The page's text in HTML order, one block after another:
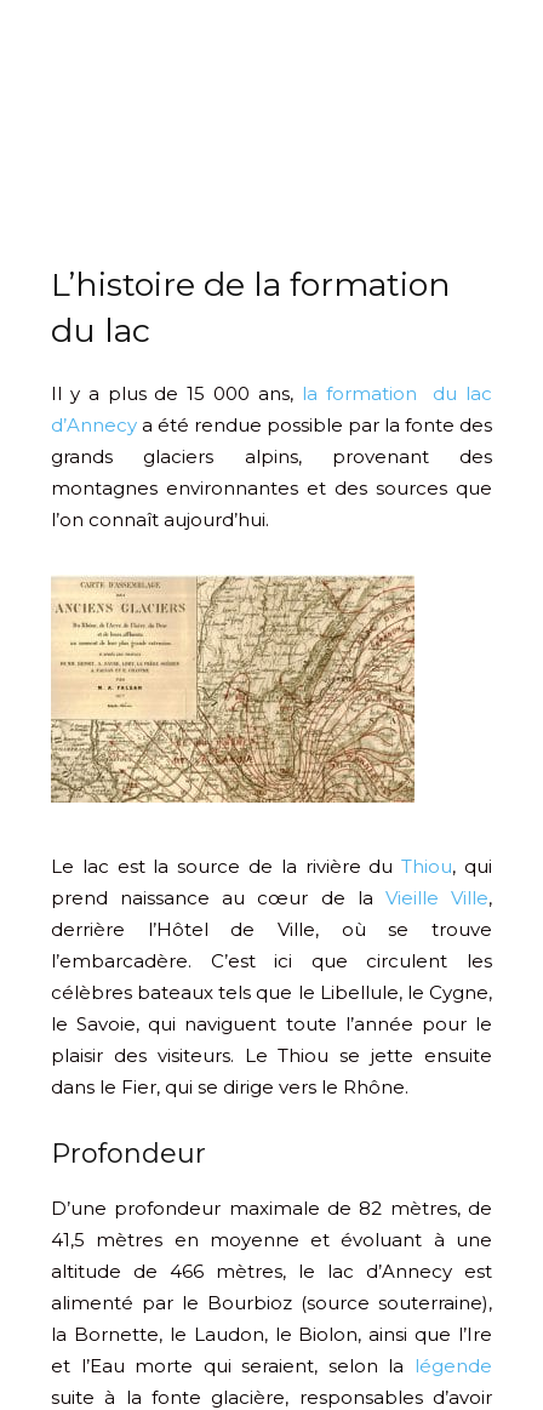
L’histoire de la formation
du lac
Il y a plus de 15 000 ans, la formation du lac
d’Annecy a été rendue possible par la fonte des
grands glaciers alpins, provenant des
montagnes environnantes et des sources que
l’on connaît aujourd’hui.
Le lac est la source de la rivière duThiou, qui
prend naissance au cœur de la Vieille Ville,
derrière l’Hôtel de Ville, où se trouve
l’embarcadère. C’est ici que circulent les
célèbres bateaux tels que le Libellule, le Cygne,
le Savoie, qui naviguent toute l’année pour le
plaisir des visiteurs. Le Thiou se jette ensuite
dans le Fier, qui se dirige vers le Rhône.
Profondeur
D’une profondeur maximale de 82 mètres, de
41,5 mètres en moyenne et évoluant à une
altitude de 466 mètres, le lac d’Annecy est
alimenté par le Bourbioz (source souterraine),
la Bornette, le Laudon, le Biolon, ainsi que l’Ire
et l’Eau morte qui seraient, selon la
légende
suite à la fonte glacière, responsables d’avoir